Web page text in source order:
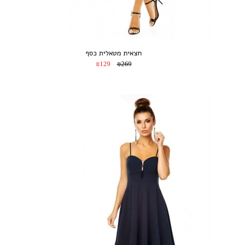
חצאית מטאלית כסף
₪269
₪129